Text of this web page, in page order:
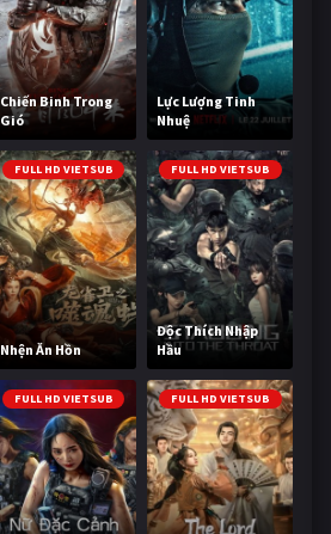
Chiến Binh Trong
Gió
Lực Lượng Tinh
Nhuệ
FULL HD VIETSUB
Nhện Ăn Hồn
FULL HD VIETSUB
Độc Thích Nhập
Hầu
FULL HD VIETSUB FULL HD VIETSUB